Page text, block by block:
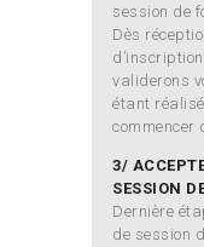
session de
Dès
validerons
étant
commencer
3/
SESSION
Dernière
de session